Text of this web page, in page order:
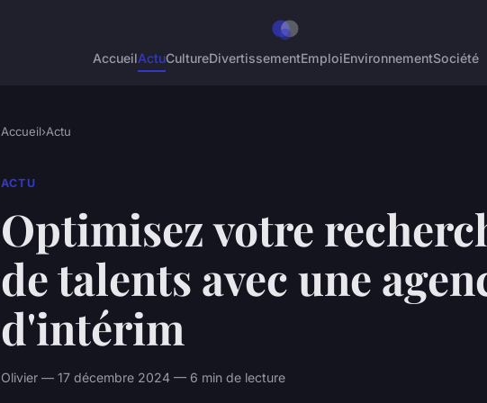
AccueilActuCultureDivertissementEmploiEnvironnementSociété
Accueil›Actu
ACTU
Optimisez votre
de talents avec une
d'intérim
Olivier — 17 décembre 2024 — 6 min de lecture